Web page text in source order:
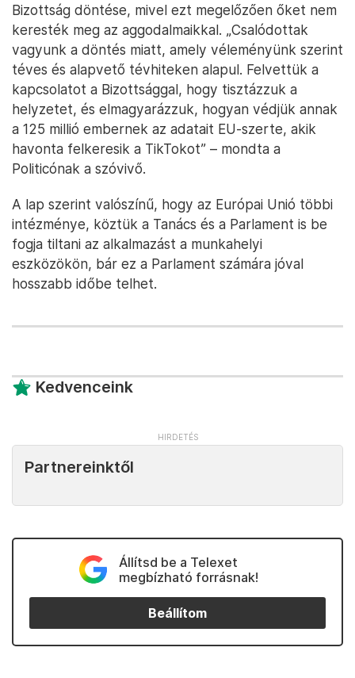
Bizottság döntése, mivel ezt megelőzően őket nem
keresték meg az aggodalmaikkal. „Csalódottak
vagyunk a döntés miatt, amely véleményünk szerint
téves és alapvető tévhiteken alapul. Felvettük a
kapcsolatot a Bizottsággal, hogy tisztázzuk a
helyzetet, és elmagyarázzuk, hogyan védjük annak
a 125 millió embernek az adatait EU-szerte, akik
havonta felkeresik a TikTokot” – mondta a
Politicónak a szóvivő.
A lap szerint valószínű, hogy az Európai Unió többi
intézménye, köztük a Tanács és a Parlament is be
fogja tiltani az alkalmazást a munkahelyi
eszközökön, bár ez a Parlament számára jóval
hosszabb időbe telhet.
Kedvenceink
Partnereinktől
Állítsd be a Telexet
megbízható forrásnak!
Beállítom